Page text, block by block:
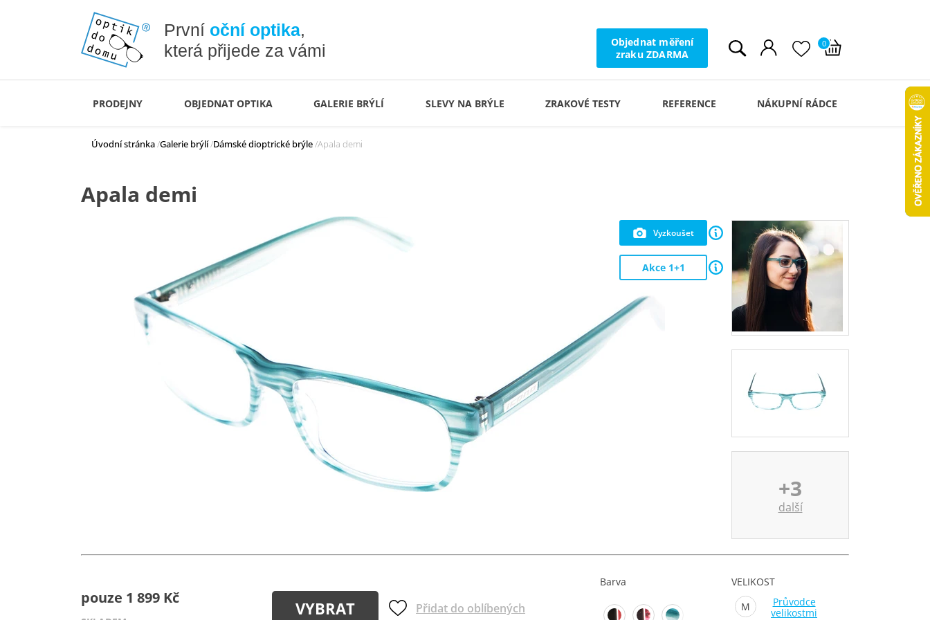
0
Objednat měření
zraku ZDARMA
První oční optika,
která přijede za vámi
PRODEJNY OBJEDNAT OPTIKA GALERIE BRÝLÍ SLEVY NA BRÝLE ZRAKOVÉ TESTY REFERENCE NÁKUPNÍ RÁDCE
Úvodní stránka Galerie brýlí Dámské dioptrické brýle Apala demi
Apala demi
Vyzkoušet
Akce 1+1
+3
další
Barva
VYBRAT Přidat do oblíbených
pouze 1 899 Kč
VELIKOST
M
Průvodce
velikostmi